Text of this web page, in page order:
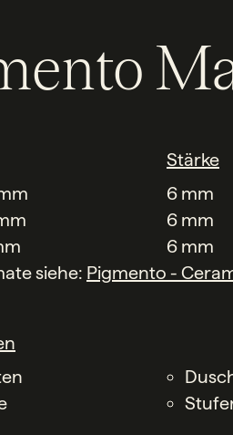
Stärke
6 mm
6 mm
6 mm
siehe: Pigmento -